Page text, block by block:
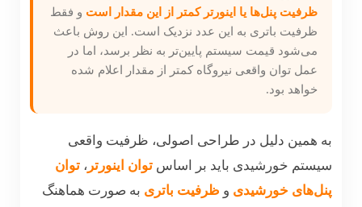
ظرفیت پنل‌ها یا اینورتر کمتر از این مقدار است و فقط
ظرفیت باتری به این عدد نزدیک است. این روش باعث
می‌شود قیمت سیستم پایین‌تر به نظر برسد، اما در
عمل توان واقعی نیروگاه کمتر از مقدار اعلام شده
خواهد بود.
به همین دلیل در طراحی اصولی، ظرفیت واقعی
سیستم خورشیدی باید بر اساس توان اینورتر ، توان
پنل‌های خورشیدی و ظرفیت باتری به صورت هماهنگ